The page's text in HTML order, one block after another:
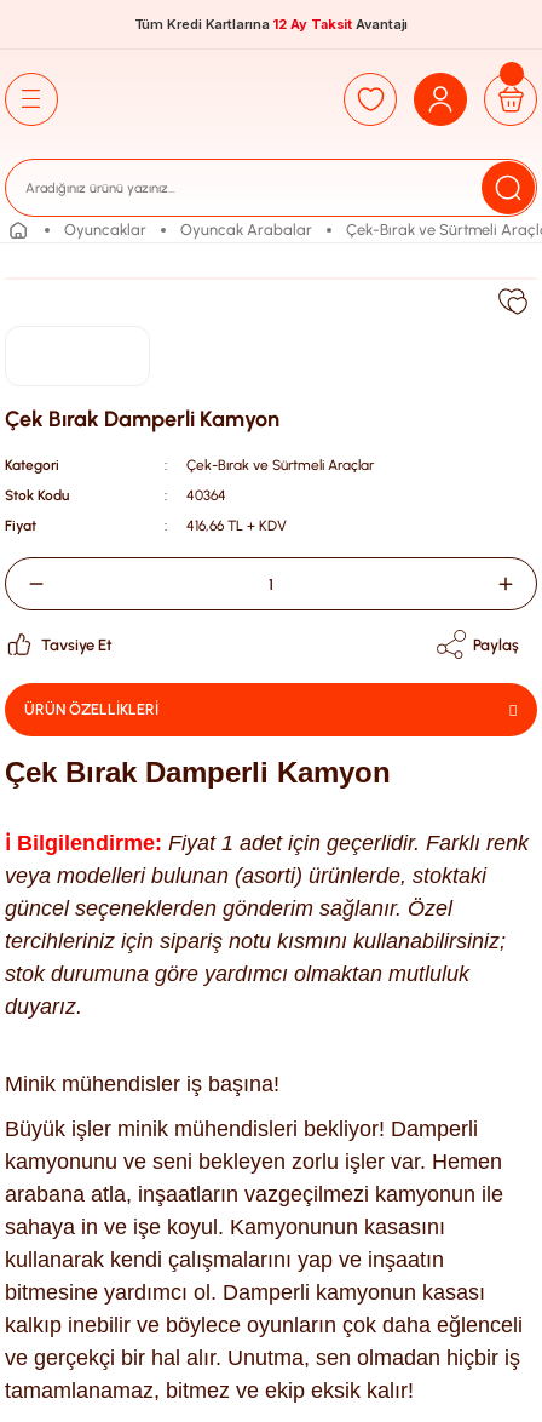
Tüm Kredi Kartlarına 12 Ay Taksit Avantajı
Oyuncaklar Oyuncak Arabalar Çek-Bırak ve Sürtmeli
Çek Bırak Damperli Kamyon
Kategori
Çek-Bırak ve Sürtmeli Araçlar
Stok Kodu
40364
Fiyat
416,66 TL + KDV
Tavsiye Et Paylaş
ÜRÜN ÖZELLİKLERİ
Çek Bırak Damperli Kamyon
ℹ️ Bilgilendirme: Fiyat 1 adet için geçerlidir. Farklı renk
veya modelleri bulunan (asorti) ürünlerde, stoktaki
güncel seçeneklerden gönderim sağlanır. Özel
tercihleriniz için sipariş notu kısmını kullanabilirsiniz;
stok durumuna göre yardımcı olmaktan mutluluk
duyarız.
Minik mühendisler iş başına!
Büyük işler minik mühendisleri bekliyor! Damperli
kamyonunu ve seni bekleyen zorlu işler var. Hemen
arabana atla, inşaatların vazgeçilmezi kamyonun ile
sahaya in ve işe koyul. Kamyonunun kasasını
kullanarak kendi çalışmalarını yap ve inşaatın
bitmesine yardımcı ol. Damperli kamyonun kasası
kalkıp inebilir ve böylece oyunların çok daha eğlenceli
ve gerçekçi bir hal alır. Unutma, sen olmadan hiçbir iş
tamamlanamaz, bitmez ve ekip eksik kalır!